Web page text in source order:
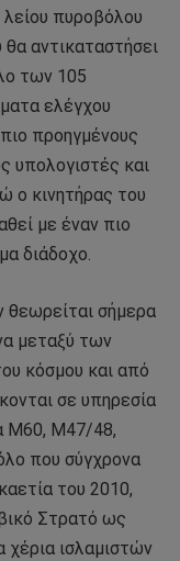
πυροβόλου
αντικαταστήσει
των 105
ελέγχου
προηγμένους
υπολογιστές και
ο κινητήρας του
με έναν πιο
διάδοχο.
θεωρείται σήμερα
μεταξύ των
κόσμου και από
σε υπηρεσία
M60, M47/48,
που σύγχρονα
του 2010,
Στρατό ως
χέρια ισλαμιστών